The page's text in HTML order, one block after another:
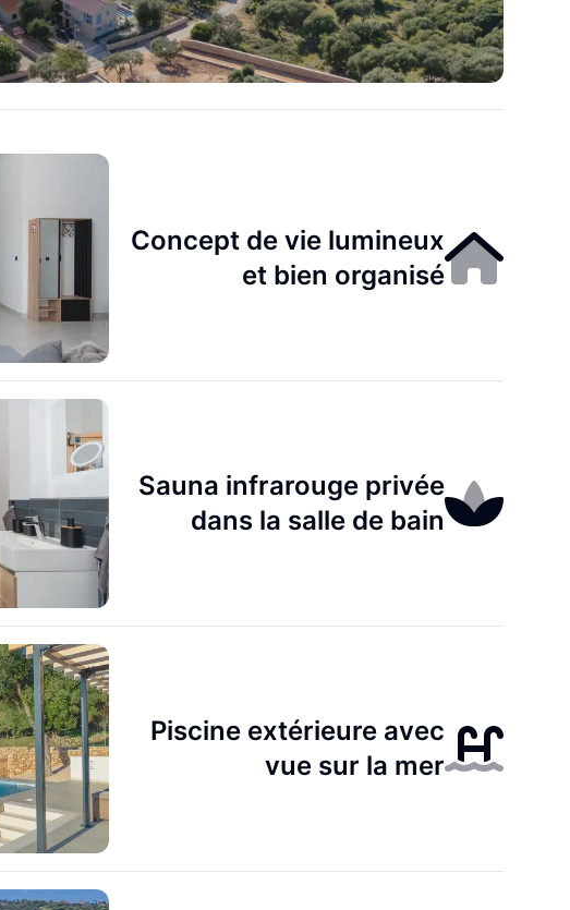
Concept de vie lumineux
et bien organisé
Sauna infrarouge privée
dans la salle de bain
Piscine extérieure avec
vue sur la mer